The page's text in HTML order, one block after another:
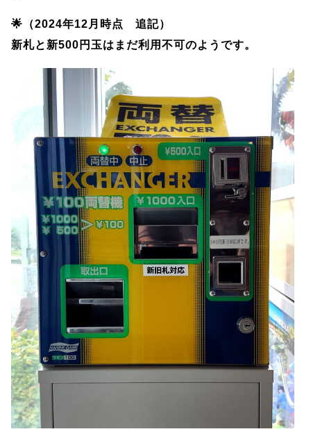
🌟（2024年12月時点 追記）
新札と新500円玉はまだ利用不可のようです。